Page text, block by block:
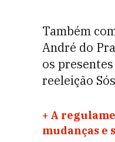
Também
André do
os
reeleição
+ A
mudanças e